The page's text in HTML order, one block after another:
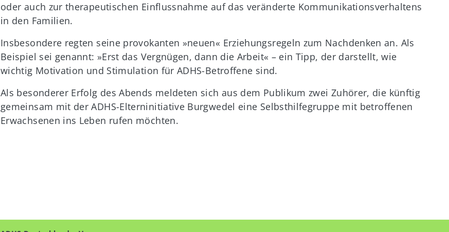
oder auch zur therapeutischen Einflussnahme auf das veränderte Kommunikationsverhaltens
in den Familien.
Insbesondere regten seine provokanten »neuen« Erziehungsregeln zum Nachdenken an. Als
Beispiel sei genannt: »Erst das Vergnügen, dann die Arbeit« – ein Tipp, der darstellt, wie
wichtig Motivation und Stimulation für ADHS-Betroffene sind.
Als besonderer Erfolg des Abends meldeten sich aus dem Publikum zwei Zuhörer, die künftig
gemeinsam mit der ADHS-Elterninitiative Burgwedel eine Selbsthilfegruppe mit betroffenen
Erwachsenen ins Leben rufen möchten.